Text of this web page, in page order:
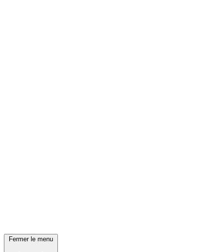
Fermer le menu